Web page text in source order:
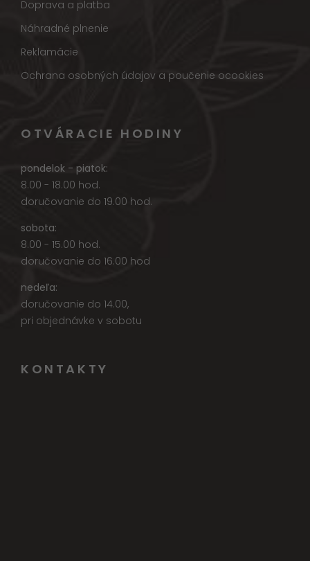
Doprava a platba
Náhradné plnenie
Reklamácie
Ochrana osobných údajov a poučenie ocookies
OTVÁRACIE HODINY
pondelok - piatok:
8.00 - 18.00 hod.
doručovanie do 19.00 hod.
sobota:
8.00 - 15.00 hod.
doručovanie do 16.00 hod
nedeľa:
doručovanie do 14.00,
pri objednávke v sobotu
KONTAKTY